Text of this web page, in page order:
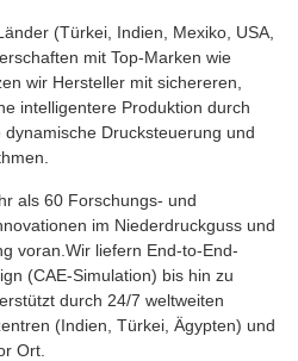
(Türkei, Indien, Mexiko, USA,
mit Top-Marken wie
wir Hersteller mit sichereren,
intelligentere Produktion durch
Drucksteuerung und
als 60 Forschungs- und
im Niederdruckguss und
voran.Wir liefern End-to-End-
(CAE-Simulation) bis hin zu
durch 24/7 weltweiten
(Indien, Türkei, Ägypten) und
Ort.